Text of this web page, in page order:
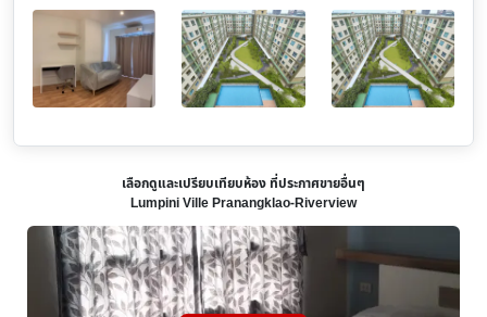
เลือกดูและเปรียบเทียบห้อง ที่ประกาศขายอื่นๆ
Lumpini Ville Pranangklao-Riverview